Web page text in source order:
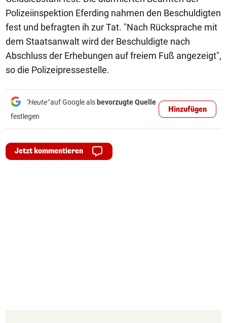
Polizeiinspektion Eferding nahmen den Beschuldigten
fest und befragten ih zur Tat. "Nach Rücksprache mit
dem Staatsanwalt wird der Beschuldigte nach
Abschluss der Erhebungen auf freiem Fuß angezeigt",
so die Polizeipressestelle.
"Heute"auf Google als bevorzugte Quelle
festlegen
Hinzufügen
Jetzt kommentieren